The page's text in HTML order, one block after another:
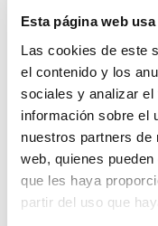
Esta página web
Las cookies de este
el contenido y los
sociales y analizar
información sobre el
nuestros partners de
web, quienes
que les haya
partir del uso que
WHY CHOOSE
BRAND
SHARE